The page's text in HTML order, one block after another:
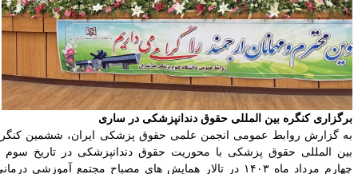
کنگره بین المللی حقوق دندانپزشکی در ساری
گزارش روابط عمومی انجمن علمی حقوق پزشکی ایران، ششمین کنگره
­المللی حقوق پزشکی با محوریت حقوق دندانپزشکی در تاریخ سوم و
چهارم مرداد ماه ۱۴۰۳ در تالار همایش­ های مصباح مجتمع آموزشی درمانی